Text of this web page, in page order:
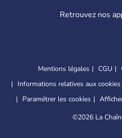
Retrouvez nos
Mentions légales CGU
Informations relatives aux cookies
Paramétrer les cookies
©2026 La